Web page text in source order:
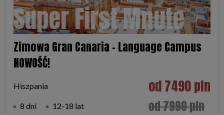
Super First Mnute
Zimowa Gran Canaria - Language Campus
NOWOŚĆ!
Hiszpania
8 dni 12-18 lat
od 7490 pln
od 7990 pln